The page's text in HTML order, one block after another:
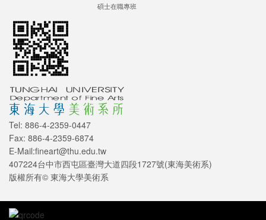
碩士在職專班
Tel: 886-4-2359-0447
Fax: 886-4-2359-6874
E-Mail:fineart@thu.edu.tw
407224台中市西屯區臺灣大道四段1727號(東海美術系)
版權所有© 東海大學美術系